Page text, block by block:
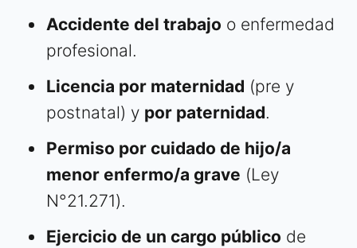
Accidente del trabajo o enfermedad
profesional.
Licencia por maternidad (pre y
postnatal) y por paternidad.
Permiso por cuidado de hijo/a
menor enfermo/a grave (Ley
N°21.271).
Ejercicio de un cargo público de